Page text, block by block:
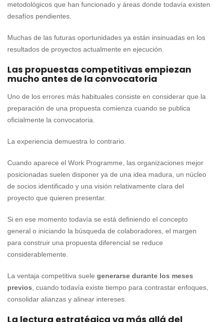
metodológicos que han funcionado y áreas donde todavía existen
desafíos pendientes.
Muchas de las futuras oportunidades ya están insinuadas en los
resultados de proyectos actualmente en ejecución.
Las propuestas competitivas empiezan
mucho antes de la convocatoria
Uno de los errores más habituales consiste en considerar que la
preparación de una propuesta comienza cuando se publica
oficialmente la convocatoria.
La experiencia demuestra lo contrario.
Cuando aparece el Work Programme, las organizaciones mejor
posicionadas suelen disponer ya de una idea madura, un núcleo
de socios identificado y una visión relativamente clara del
proyecto que quieren presentar.
Si en ese momento todavía se está definiendo el concepto
general o iniciando la búsqueda de colaboradores, el margen
para construir una propuesta diferencial se reduce
considerablemente.
La ventaja competitiva suele generarse durante los meses
previos, cuando todavía existe tiempo para contrastar enfoques,
consolidar alianzas y alinear intereses.
La lectura estratégica va más allá del